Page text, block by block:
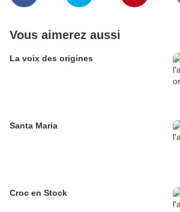
Vous aimerez aussi
La voix des origines
Santa Maria
Croc en Stock